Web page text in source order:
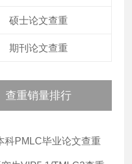
硕士论文查重
期刊论文查重
查重销量排行
科PMLC毕业论文查重